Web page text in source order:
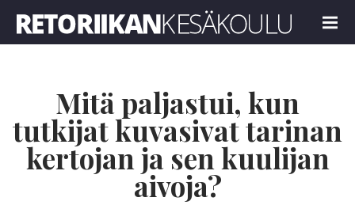
MENU
Mitä paljastui, kun
tutkijat kuvasivat tarinan
kertojan ja sen kuulijan
aivoja?